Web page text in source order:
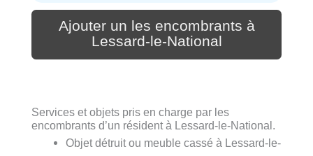
Ajouter un les encombrants à
Lessard-le-National
Services et objets pris en charge par les
encombrants d’un résident à Lessard-le-National.
Objet détruit ou meuble cassé à Lessard-le-